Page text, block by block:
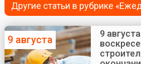
Другие статьи в рубрике
9 августа
9